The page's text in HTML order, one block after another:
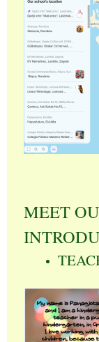
MEET